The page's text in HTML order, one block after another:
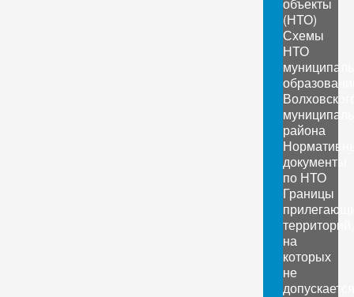
(НТО)
Схемы
НТО
района
документы
по НТО
Границы
территорий,
на
которых
не
допускается